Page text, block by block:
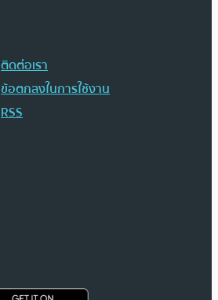
ติดต่อเรา
ข้อตกลงในการใช้งาน
RSS